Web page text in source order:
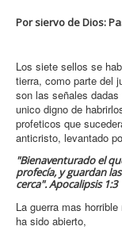
Temas
donacion
Contact
Por siervo de Dios:
Los siete sellos se
tierra, como parte del
son las señales
unico digno de
profeticos que
anticristo, levantado
"Bienaventurado el
profecía, y guardan
cerca". Apocalipsis 1:3
La guerra mas
ha sido abierto,